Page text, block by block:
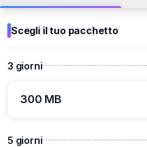
Scegli il tuo pacchetto
3 giorni
300 MB
5 giorni